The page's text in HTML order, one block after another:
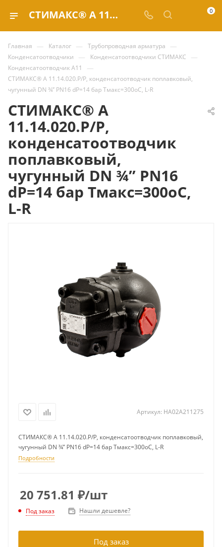
СТИМАКС® A 11.14.020.Р/Р, конденсатоотводчик поплавковый, чугунный DN ¾’’ PN16 dP=14 бар Тмакс=300оС, L-R купить за 20 751.81 ₽ | Valve.ru 0
Главная — Каталог — Трубопроводная арматура —
Конденсатоотводчики — Конденсатоотводчики СТИМАКС —
Конденсатоотводчик A11 —
СТИМАКС® A 11.14.020.Р/Р, конденсатоотводчик поплавковый,
чугунный DN ¾’’ PN16 dP=14 бар Тмакс=300оС, L-R
СТИМАКС® A
11.14.020.Р/Р,
конденсатоотводчик
поплавковый,
чугунный DN ¾’’ PN16
dP=14 бар Тмакс=300оС,
L-R
Артикул: HA02A211275
СТИМАКС® A 11.14.020.Р/Р, конденсатоотводчик поплавковый,
чугунный DN ¾’’ PN16 dP=14 бар Тмакс=300оС, L-R
Подробности
20 751.81 ₽/шт
Под заказ Нашли дешевле?
Под заказ